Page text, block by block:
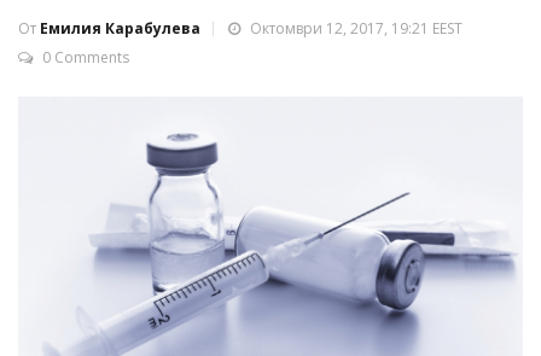
От Емилия Карабулева
Октомври 12, 2017, 19:21 EEST
0 Comments